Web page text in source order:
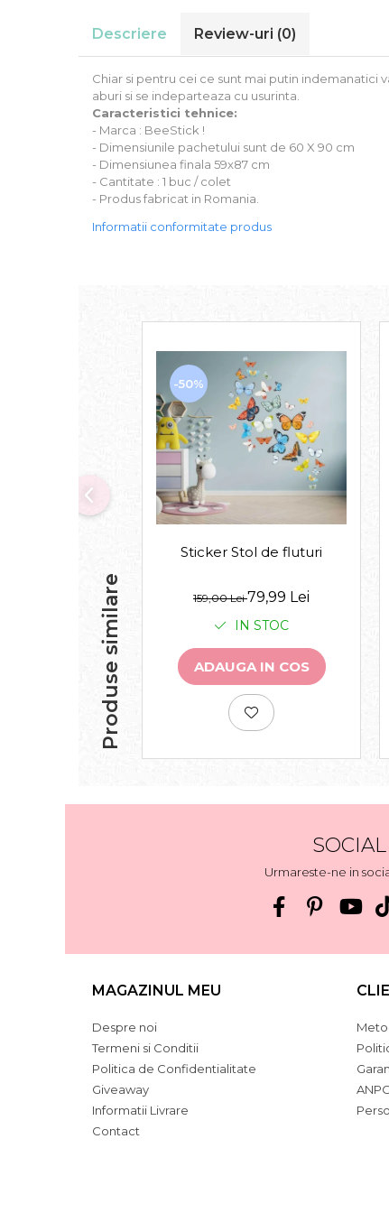
Baby on board
Stickere pereche
Stickere imprimate
Descriere Review-uri (0)
Chiar si pentru cei ce sunt mai putin indemanatici
aburi si se indeparteaza cu usurinta.
Caracteristici tehnice:
- Marca : BeeStick !
- Dimensiunile pachetului sunt de 60 X 90 cm
- Dimensiunea finala 59x87 cm
- Cantitate : 1 buc / colet
- Produs fabricat in Romania.
Informatii conformitate produs
Produse similare
-50%
Sticker Stol de fluturi
159,00 Lei79,99 Lei
IN STOC
ADAUGA IN COS
SOCIAL
Urmareste-ne in
MAGAZINUL MEU
Despre noi
Termeni si Conditii
Politica de Confidentialitate
Giveaway
Informatii Livrare
Contact
ANPC